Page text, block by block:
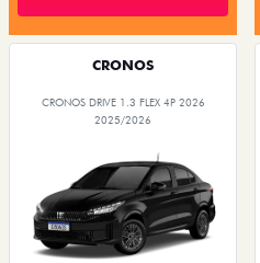
CRONOS
CRONOS DRIVE 1.3 FLEX 4P 2026
2025/2026